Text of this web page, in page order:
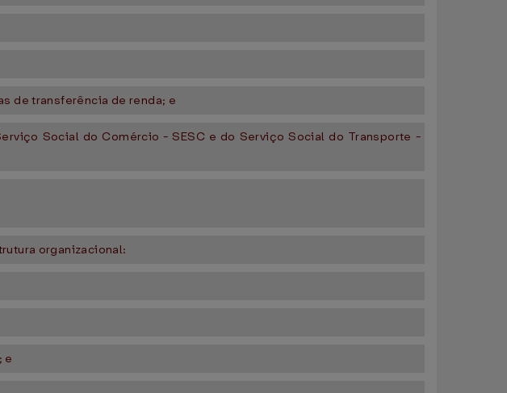
de transferência de renda; e
Social do Comércio - SESC e do Serviço Social do Transporte -
organizacional:
e